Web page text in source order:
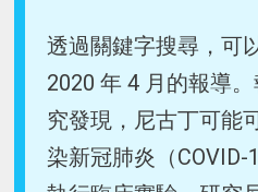
透過關鍵字搜尋，可
2020 年 4 月的報導
究發現，尼古丁可能
染新冠肺炎（